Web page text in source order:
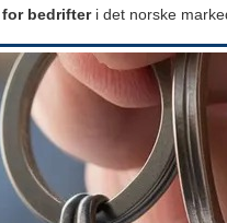
bedrifteri det norske